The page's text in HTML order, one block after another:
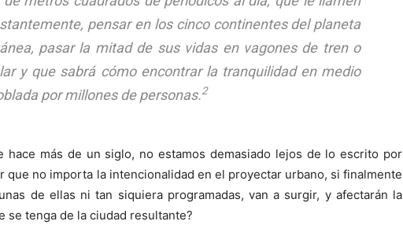
pensar en los cinco continentes del planeta
pasar la mitad de sus vidas en vagones de tren o
y que sabrá cómo encontrar la tranquilidad en medio
por millones de personas.2
hace más de un siglo, no estamos demasiado lejos de lo escrito por
que no importa la intencionalidad en el proyectar urbano, si finalmente
de ellas ni tan siquiera programadas, van a surgir, y afectarán la
se tenga de la ciudad resultante?